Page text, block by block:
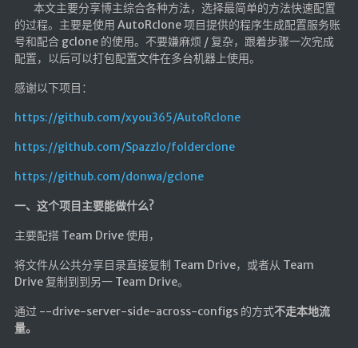
本文主要分享博主综合各种方法，选择最简单的方法快速配置
的过程。主要是使用 AutoRclone 项目提供的程序生成配置服务账
号和配合 gclone 的使用。不要嫌麻烦 / 复杂，跟着步骤一次完成
配置，以后可以打包配置文件在多台机器上使用。
感谢以下项目：
https://github.com/xyou365/AutoRclone
https://github.com/Spazzlo/folderclone
https://github.com/donwa/gclone
一、这个项目主要能做什么?
主要配搭 Team Drive 使用，
将文件从公共分享目录直接复制 Team Drive，或者从 Team
Drive 复制到到另一 Team Drive。
通过 --drive-server-side-across-configs 的方式不走本地流
量。
航拍全景
暗网导航
🎬在线影视
影视导航
影视无广告
在线影视备用